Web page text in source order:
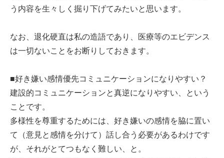
う内容を生々しく掘り下げてみたいと思います。
なお、退化硬直は私の造語であり、医療等のエビデンス
は一切ないことをお断りしておきます。
■好き嫌い感情優先コミュニケーションになりやすい？
建設的コミュニケーションと真逆になりやすい、という
ことです。
多様性を尊重するためには、好き嫌いの感情を脇に置い
て（意見と感情を分けて）話し合う必要があるわけです
が、それがとてつもなく難しい、と。